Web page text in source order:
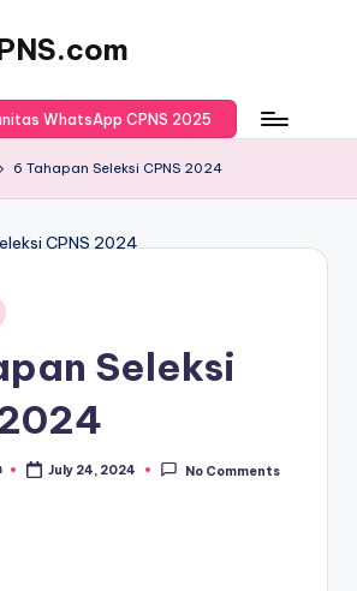
WhatsApp CPNS 2025
6 Tahapan Seleksi CPNS 2024
Seleksi
July 24, 2024 No Comments